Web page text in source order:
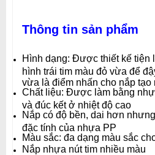
Thông tin sản phẩm
Hình dạng: Được thiết kế tiện
hình trái tim màu đỏ vừa để
vừa là điểm nhấn cho nắp tạo
Chất liệu: Được làm bằng
và đúc kết ở nhiệt độ cao
Nắp có độ bền, dai hơn
đặc tính của nhựa PP
Màu sắc: đa dạng màu sắc
Nắp nhựa nút tim nhiều màu